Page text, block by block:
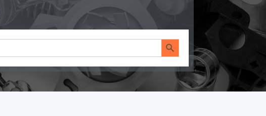
Search Button